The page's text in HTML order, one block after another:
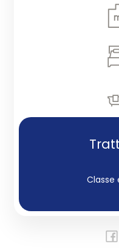
Classe
Industriali